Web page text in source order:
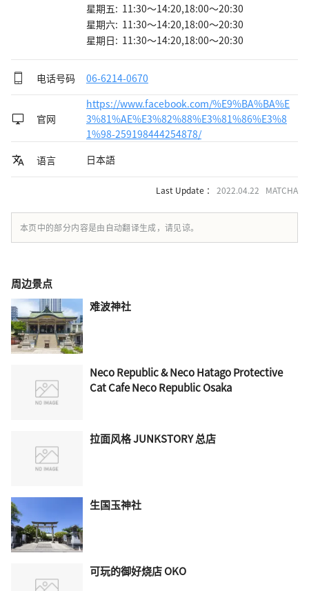
星期五: 11:30～14:20,18:00～20:30
星期六: 11:30～14:20,18:00～20:30
星期日: 11:30～14:20,18:00～20:30
电话号码 06-6214-0670
官网
https://www.facebook.com/%E9%BA%BA%E
3%81%AE%E3%82%88%E3%81%86%E3%8
1%98-259198444254878/
语言
日本語
Last Update ： 2022.04.22 MATCHA
本页中的部分内容是由自动翻译生成，请见谅。
周边景点
难波神社
Neco Republic & Neco Hatago Protective
Cat Cafe Neco Republic Osaka
拉面风格 JUNKSTORY 总店
生国玉神社
可玩的御好烧店 OKO